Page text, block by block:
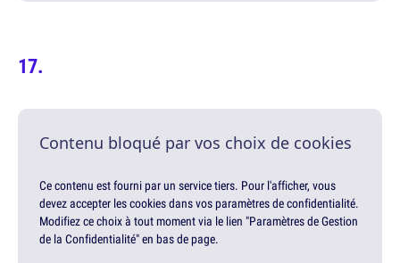
Contenu bloqué par vos choix de cookies
Ce contenu est fourni par un service tiers. Pour l'afficher, vous
devez accepter les cookies dans vos paramètres de confidentialité.
Modifiez ce choix à tout moment via le lien "Paramètres de Gestion
de la Confidentialité" en bas de page.